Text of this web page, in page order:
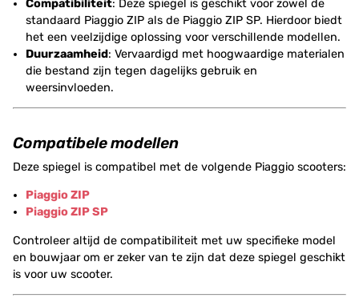
Compatibiliteit: Deze spiegel is geschikt voor zowel de
standaard Piaggio ZIP als de Piaggio ZIP SP. Hierdoor biedt
het een veelzijdige oplossing voor verschillende modellen.
Duurzaamheid: Vervaardigd met hoogwaardige materialen
die bestand zijn tegen dagelijks gebruik en
weersinvloeden.
Compatibele modellen
Deze spiegel is compatibel met de volgende Piaggio scooters:
Piaggio ZIP
Piaggio ZIP SP
Controleer altijd de compatibiliteit met uw specifieke model
en bouwjaar om er zeker van te zijn dat deze spiegel geschikt
is voor uw scooter.